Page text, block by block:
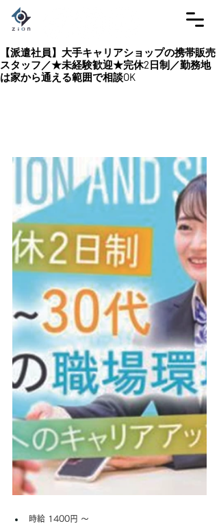
【派遣社員】大手キャリアショップの携帯販売
スタッフ／★未経験歓迎★完休2日制／勤務地
は家から通える範囲で相談OK
時給 1400円 〜